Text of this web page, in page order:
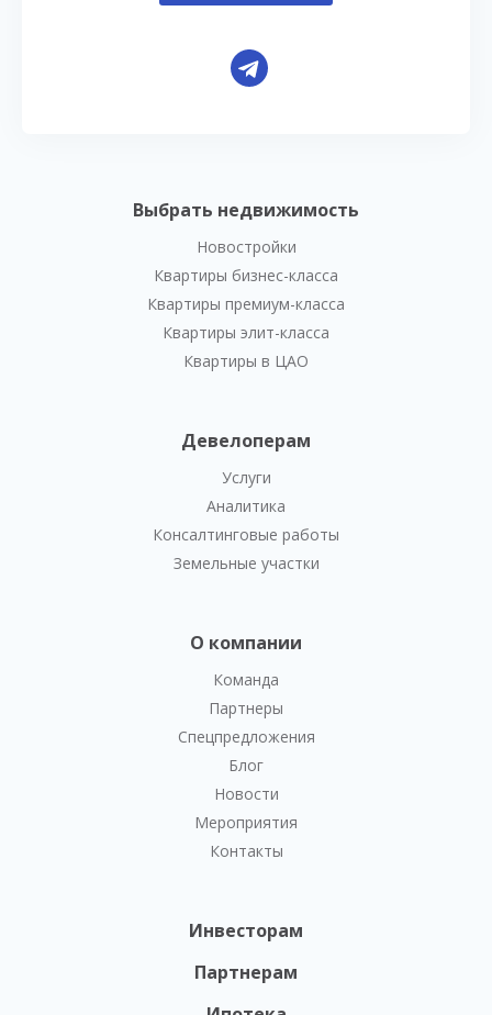
Выбрать недвижимость
Новостройки
Квартиры бизнес-класса
Квартиры премиум-класса
Квартиры элит-класса
Квартиры в ЦАО
Девелоперам
Услуги
Аналитика
Консалтинговые работы
Земельные участки
О компании
Команда
Партнеры
Спецпредложения
Блог
Новости
Мероприятия
Контакты
Инвесторам
Партнерам